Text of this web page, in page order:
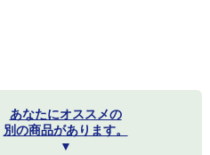
あなたにオススメの
別の商品があります。
▼